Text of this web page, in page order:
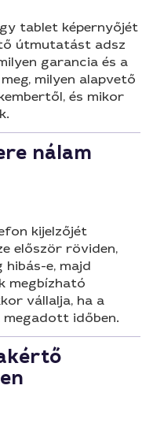
tablet képernyőjét
útmutatást adsz
garancia és a
milyen alapvető
és mikor
nálam
kijelzőjét
először röviden,
e, majd
megbízható
vállalja, ha a
időben.